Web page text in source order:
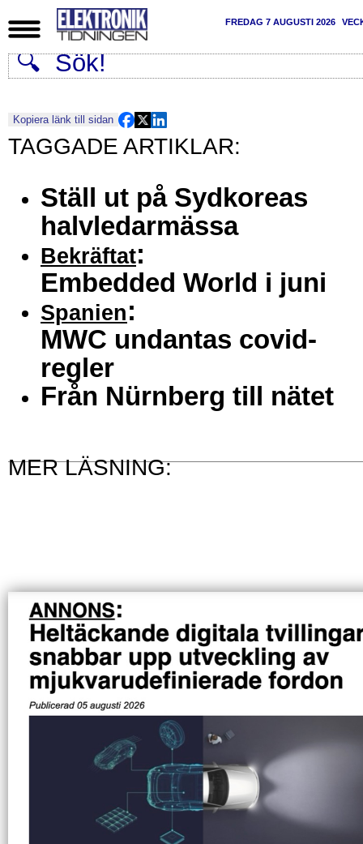
FREDAG 7 AUGUSTI 2026
Kopiera länk till sidan
Ställ ut på Sydkoreas
halvledarmässa
Bekräftat:
Embedded World i juni
Spanien:
MWC undantas covid-
regler
Från Nürnberg till nätet